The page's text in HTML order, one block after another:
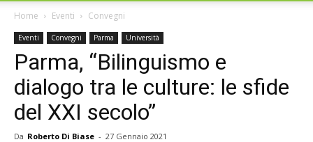
Home Eventi Convegni
Eventi Convegni Parma Università
Parma, “Bilinguismo e
dialogo tra le culture: le sfide
del XXI secolo”
Da Roberto Di Biase - 27 Gennaio 2021